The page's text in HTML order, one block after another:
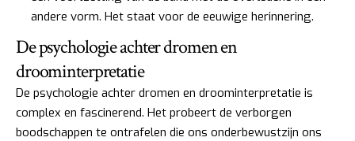
andere vorm. Het staat voor de eeuwige herinnering.
De psychologie achter dromen en
droominterpretatie
De psychologie achter dromen en droominterpretatie is
complex en fascinerend. Het probeert de verborgen
boodschappen te ontrafelen die ons onderbewustzijn ons